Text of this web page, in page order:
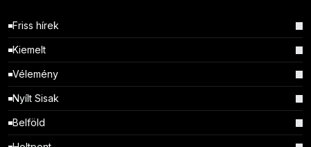
Friss hírek
Kiemelt
Vélemény
Nyílt Sisak
Belföld